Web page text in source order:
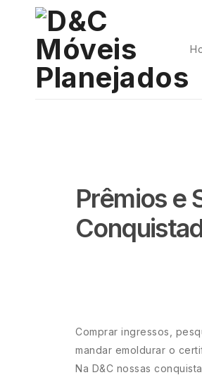
Prêmios e
Comprar ingressos,
mandar emoldurar o
Na D&C nossas